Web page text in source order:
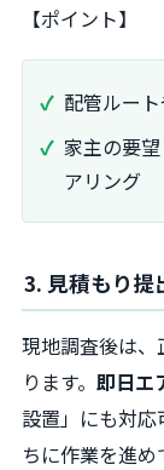
【ポイント】
配管ルー
家主の要
アリング
3. 見積もり提
現地調査後は
ります。 即日エ
設置」にも対
ちに作業を進め